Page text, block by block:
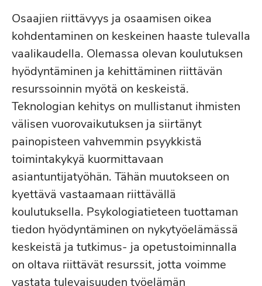
Osaajien riittävyys ja osaamisen oikea
kohdentaminen on keskeinen haaste tulevalla
vaalikaudella. Olemassa olevan koulutuksen
hyödyntäminen ja kehittäminen riittävän
resurssoinnin myötä on keskeistä.
Teknologian kehitys on mullistanut ihmisten
välisen vuorovaikutuksen ja siirtänyt
painopisteen vahvemmin psyykkistä
toimintakykyä kuormittavaan
asiantuntijatyöhän. Tähän muutokseen on
kyettävä vastaamaan riittävällä
koulutuksella. Psykologiatieteen tuottaman
tiedon hyödyntäminen on nykytyöelämässä
keskeistä ja tutkimus- ja opetustoiminnalla
on oltava riittävät resurssit, jotta voimme
vastata tulevaisuuden työelämän